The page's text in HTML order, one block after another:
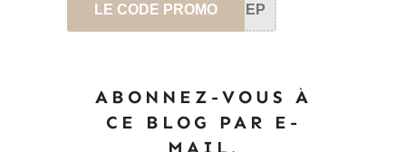
LE CODE PROMO SEP
ABONNEZ-VOUS À
CE BLOG PAR E-
MAIL.